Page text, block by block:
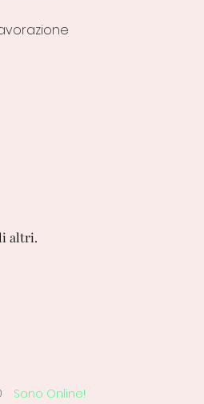
altri.
Sono Online!